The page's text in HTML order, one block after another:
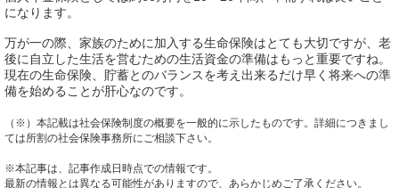
になります。
万が一の際、家族のために加入する生命保険はとても大切ですが、老
後に自立した生活を営むための生活資金の準備はもっと重要ですね。
現在の生命保険、貯蓄とのバランスを考え出来るだけ早く将来への準
備を始めることが肝心なのです。
（※）本記載は社会保険制度の概要を一般的に示したものです。詳細につきまし
ては所割の社会保険事務所にご相談下さい。
※本記事は、記事作成日時点での情報です。
最新の情報とは異なる可能性がありますので、あらかじめご了承ください。